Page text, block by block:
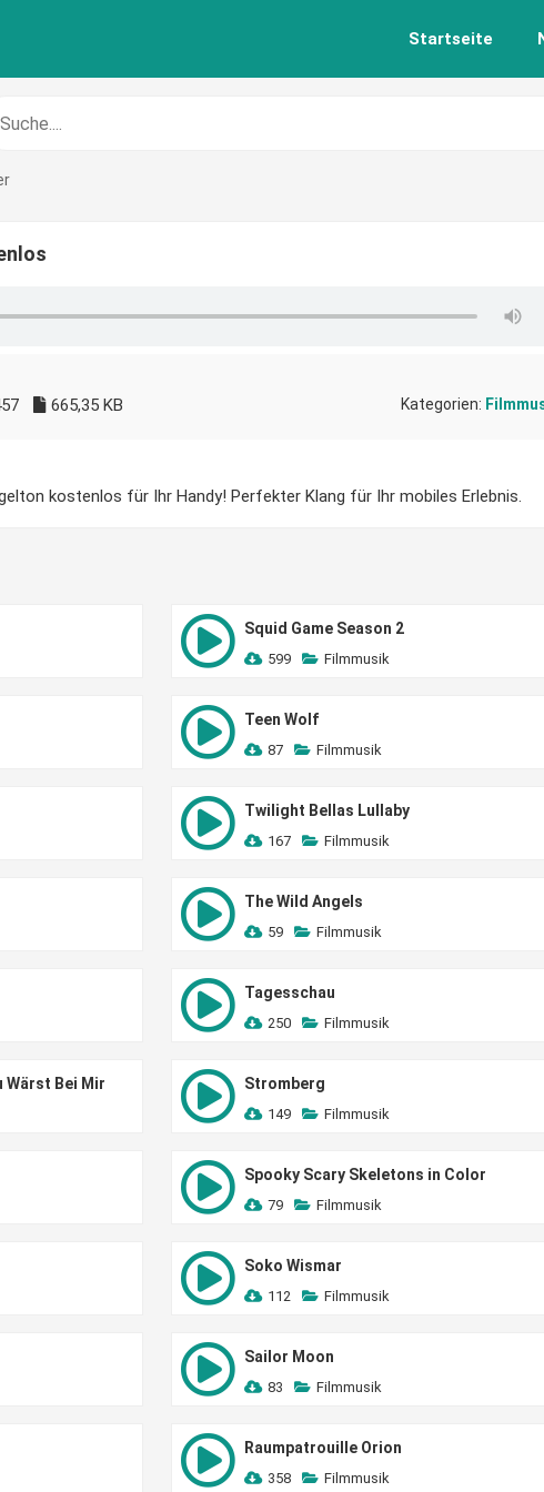
Startseite
665,35 KB Kategorien:
kostenlos für Ihr Handy! Perfekter Klang für Ihr mobiles Erlebnis.
Squid Game Season 2
599 Filmmusik
Teen Wolf
87 Filmmusik
Twilight Bellas Lullaby
167 Filmmusik
The Wild Angels
59 Filmmusik
Tagesschau
250 Filmmusik
Wärst Bei Mir Stromberg
149 Filmmusik
Spooky Scary Skeletons in Color
79 Filmmusik
Soko Wismar
112 Filmmusik
Sailor Moon
83 Filmmusik
Raumpatrouille Orion
358 Filmmusik